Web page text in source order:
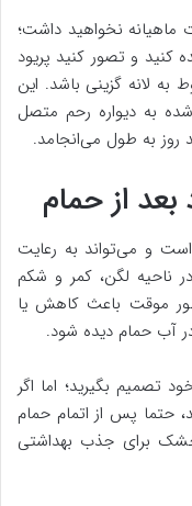
ماهیانه نخواهید داشت؛
و تصور کنید پریود
به لانه گزینی باشد. این
به دیواره رحم متصل
روز به طول می‌انجامد.
از حمام
و می‌تواند به رعایت
ناحیه لگن، کمر و شکم
موقت باعث کاهش یا
آب حمام دیده شود.
بگیرید؛ اما اگر
حتما پس از اتمام حمام
برای جذب بهداشتی